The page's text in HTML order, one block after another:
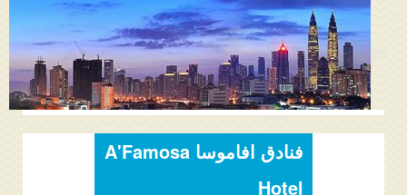
المنتدى
دليل ماليزيا
فنادق ماليزيا
الاماكن السياحية ماليزيا
فنادق افاموسا A'Famosa
Hotel